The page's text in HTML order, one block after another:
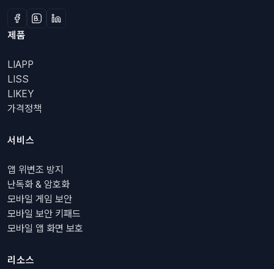
제품
LIAPP
LISS
LIKEY
가격정책
서비스
앱 위변조 방지
난독화 & 암호화
모바일 게임 보안
모바일 보안 키패드
모바일 앱 화면 보호
리소스